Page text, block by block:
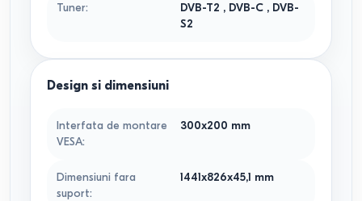
Tuner: DVB-T2 , DVB-C , DVB-
S2
Design si dimensiuni
Interfata de montare
VESA:
300x200 mm
Dimensiuni fara
suport:
1441x826x45,1 mm